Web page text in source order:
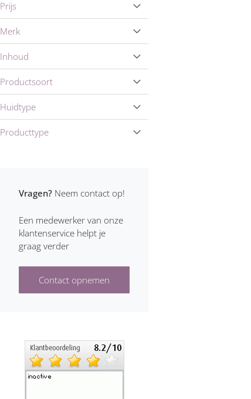
Marbert Maskers & Serums
Nuxe Maskers & Serums
Shiseido Maskers & Serums
Prijs
Merk
Inhoud
Productsoort
Huidtype
Producttype
Vragen? Neem contact op!
Een medewerker van onze
klantenservice helpt je
graag verder
Contact opnemen